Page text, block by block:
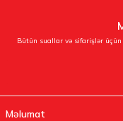
Bütün suallar və sifarişlər
Məlumat